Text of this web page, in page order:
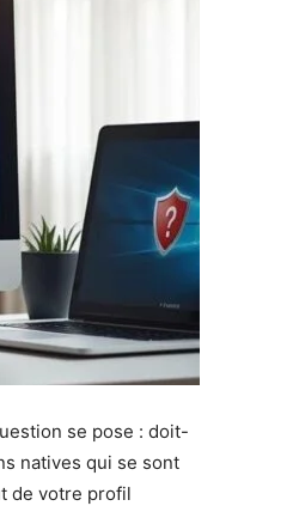
se pose : doit-
natives qui se sont
de votre profil